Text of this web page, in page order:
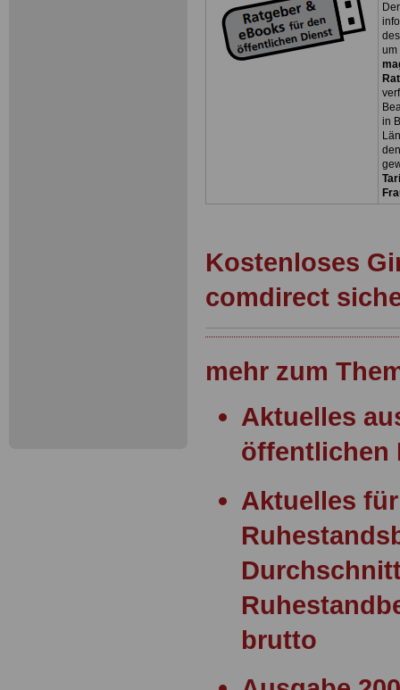
um
in
Kostenloses
comdirect
mehr zum
Aktuelles
öffentlichen
Aktuelles für
brutto